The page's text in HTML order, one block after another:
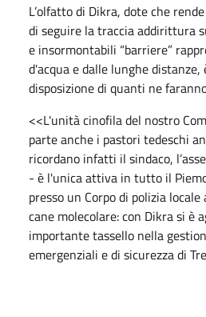
L’olfatto di Dikra, dote che
di seguire la traccia addirittura
e insormontabili “barriere”
d'acqua e dalle lunghe distanze,
disposizione di quanti ne
<<L'unità cinofila del nostro
parte anche i pastori tedeschi
ricordano infatti il sindaco,
- è l'unica attiva in tutto il
presso un Corpo di polizia
cane molecolare: con Dikra si è
importante tassello nella
emergenziali e di sicurezza di